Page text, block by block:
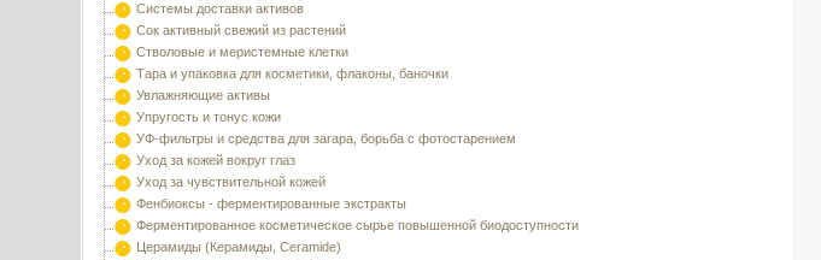
Системы доставки активов
Сок активный свежий из растений
Стволовые и меристемные клетки
Тара и упаковка для косметики, флаконы, баночки
Увлажняющие активы
Упругость и тонус кожи
УФ-фильтры и средства для загара, борьба с фотостарением
Уход за кожей вокруг глаз
Уход за чувствительной кожей
Фенбиоксы - ферментированные экстракты
Ферментированное косметическое сырье повышенной биодоступности
Церамиды (Керамиды, Ceramide)